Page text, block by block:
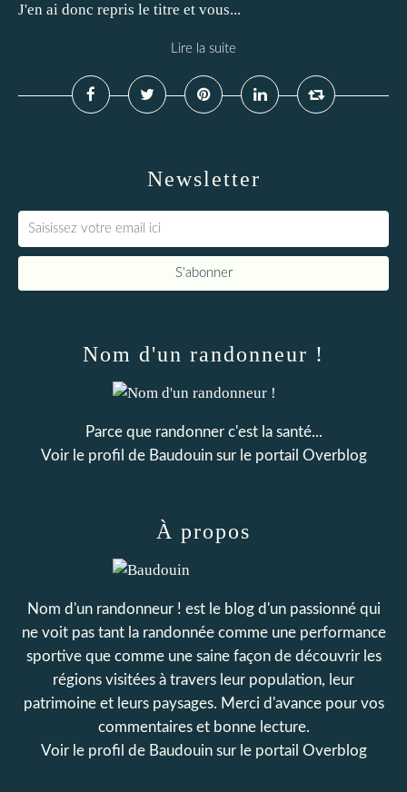
J'en ai donc repris le titre et vous...
Lire la suite
Newsletter
Nom d'un randonneur !
Parce que randonner c'est la santé...
Voir le profil de Baudouinsur le portail Overblog
À propos
Nom d'un randonneur ! est le blog d'un passionné qui
ne voit pas tant la randonnée comme une performance
sportive que comme une saine façon de découvrir les
régions visitées à travers leur population, leur
patrimoine et leurs paysages. Merci d'avance pour vos
commentaires et bonne lecture.
Voir le profil de Baudouinsur le portail Overblog